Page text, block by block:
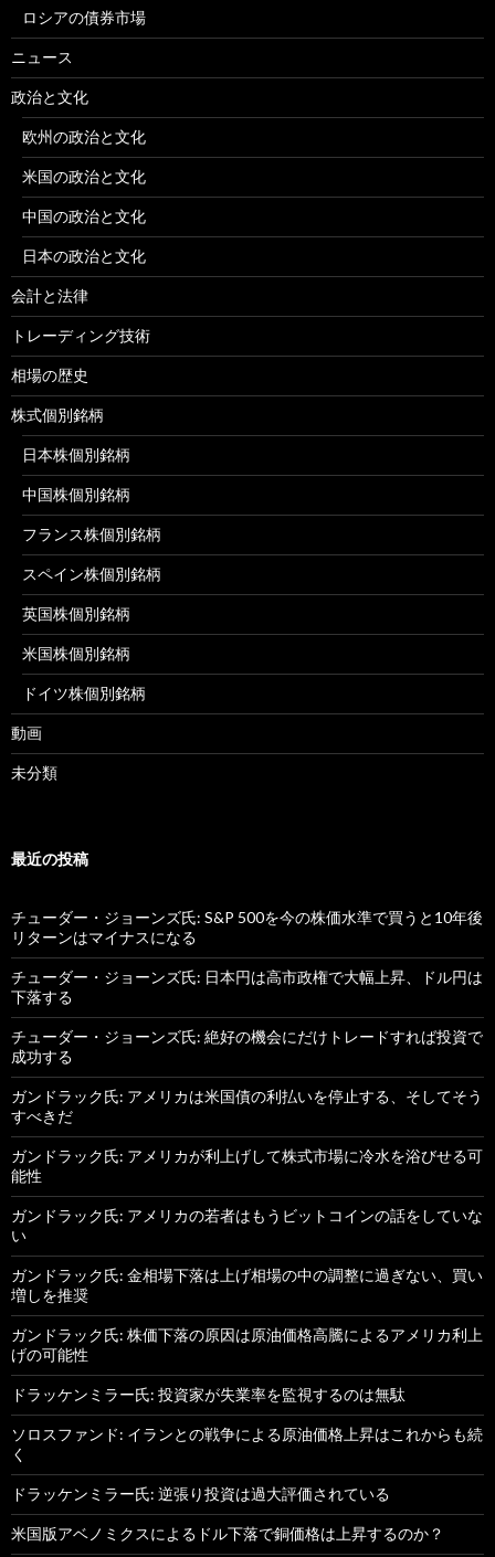
ロシアの債券市場
ニュース
政治と文化
欧州の政治と文化
米国の政治と文化
中国の政治と文化
日本の政治と文化
会計と法律
トレーディング技術
相場の歴史
株式個別銘柄
日本株個別銘柄
中国株個別銘柄
フランス株個別銘柄
スペイン株個別銘柄
英国株個別銘柄
米国株個別銘柄
ドイツ株個別銘柄
動画
未分類
最近の投稿
チューダー・ジョーンズ氏: S&P 500を今の株価水準で買うと10年後
リターンはマイナスになる
チューダー・ジョーンズ氏: 日本円は高市政権で大幅上昇、ドル円は
下落する
チューダー・ジョーンズ氏: 絶好の機会にだけトレードすれば投資で
成功する
ガンドラック氏: アメリカは米国債の利払いを停止する、そしてそう
すべきだ
ガンドラック氏: アメリカが利上げして株式市場に冷水を浴びせる可
能性
ガンドラック氏: アメリカの若者はもうビットコインの話をしていな
い
ガンドラック氏: 金相場下落は上げ相場の中の調整に過ぎない、買い
増しを推奨
ガンドラック氏: 株価下落の原因は原油価格高騰によるアメリカ利上
げの可能性
ドラッケンミラー氏: 投資家が失業率を監視するのは無駄
ソロスファンド: イランとの戦争による原油価格上昇はこれからも続
く
ドラッケンミラー氏: 逆張り投資は過大評価されている
米国版アベノミクスによるドル下落で銅価格は上昇するのか？